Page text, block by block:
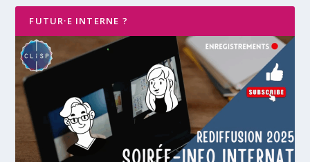
FUTUR·E INTERNE ?